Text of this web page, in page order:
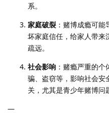
系。
家庭破裂 ：赌博成瘾可
坏家庭信任，给家人带来
疏远。
社会影响 ：赌瘾严重的
骗、盗窃等，影响社会安
关，尤其是青少年赌博问
—